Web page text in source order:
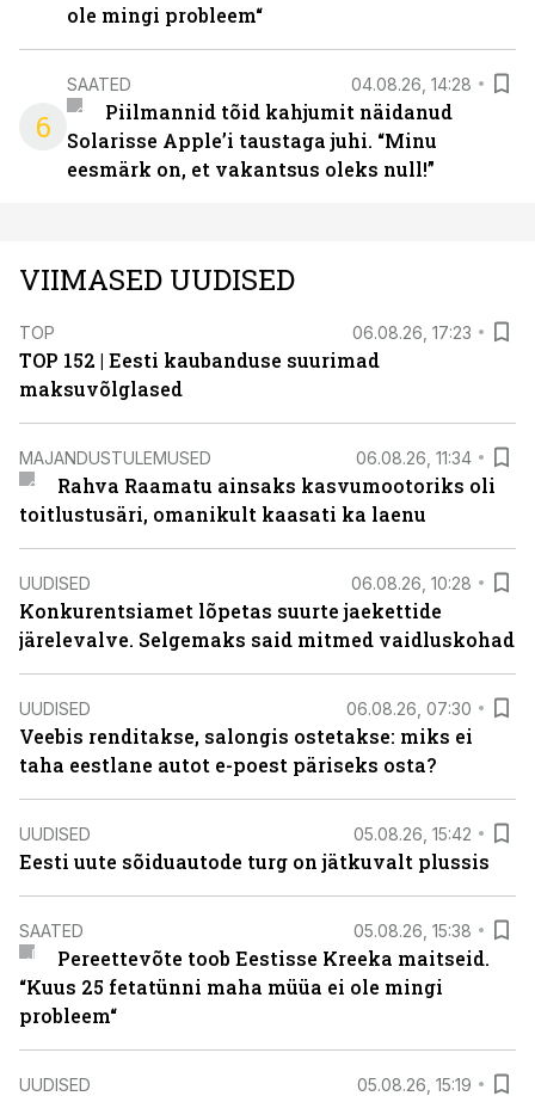
ole mingi probleem“
6
SAATED 04.08.26, 14:28
Piilmannid tõid kahjumit näidanud
Solarisse Apple’i taustaga juhi. “Minu
eesmärk on, et vakantsus oleks null!”
VIIMASED UUDISED
TOP 06.08.26, 17:23
TOP 152 | Eesti kaubanduse suurimad
maksuvõlglased
MAJANDUSTULEMUSED 06.08.26, 11:34
Rahva Raamatu ainsaks kasvumootoriks oli
toitlustusäri, omanikult kaasati ka laenu
UUDISED 06.08.26, 10:28
Konkurentsiamet lõpetas suurte jaekettide
järelevalve. Selgemaks said mitmed vaidluskohad
UUDISED 06.08.26, 07:30
Veebis renditakse, salongis ostetakse: miks ei
taha eestlane autot e-poest päriseks osta?
UUDISED 05.08.26, 15:42
Eesti uute sõiduautode turg on jätkuvalt plussis
SAATED 05.08.26, 15:38
Pereettevõte toob Eestisse Kreeka maitseid.
“Kuus 25 fetatünni maha müüa ei ole mingi
probleem“
UUDISED 05.08.26, 15:19